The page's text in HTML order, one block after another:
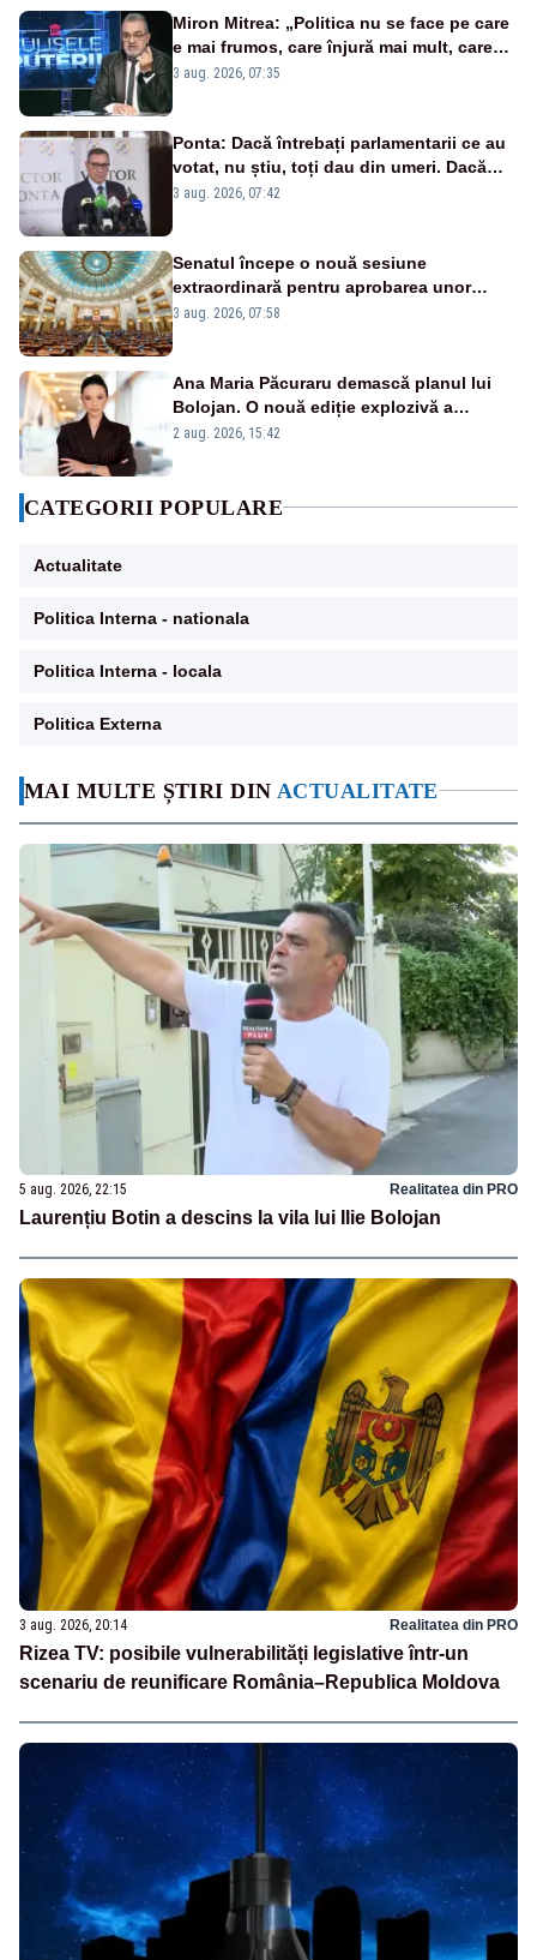
MAI MULTE ȘTIRI DIN ACTUALITATE
5 aug. 2026, 22:15 Realitatea din PRO
Laurențiu Botin a descins la vila lui Ilie Bolojan
3 aug. 2026, 20:14 Realitatea din PRO
Rizea TV: posibile vulnerabilități legislative într-un
scenariu de reunificare România–Republica Moldova
Miron Mitrea: „Politica nu se face pe care
e mai frumos, care înjură mai mult, care
țipă mai tare, ci pe proiecte”
3 aug. 2026, 07:35
Ponta: Dacă întrebați parlamentarii ce au
votat, nu știu, toți dau din umeri. Dacă
întrebi de ce au votat pro sau contra, o să
3 aug. 2026, 07:42
Senatul începe o nouă sesiune
extraordinară pentru aprobarea unor
jaloane din PNRR
3 aug. 2026, 07:58
Ana Maria Păcuraru demască planul lui
Bolojan. O nouă ediție explozivă a
emisiunii „Miza Zilei” la Realitatea PLUS
2 aug. 2026, 15:42
CATEGORII POPULARE
Actualitate
Politica Interna - nationala
Politica Interna - locala
Politica Externa